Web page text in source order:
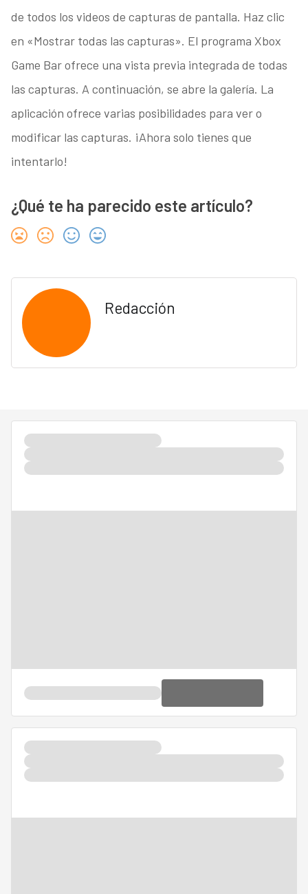
de todos los videos de capturas de pantalla. Haz clic
en «Mostrar todas las capturas». El programa Xbox
Game Bar ofrece una vista previa integrada de todas
las capturas. A continuación, se abre la galería. La
aplicación ofrece varias posibilidades para ver o
modificar las capturas. ¡Ahora solo tienes que
intentarlo!
¿Qué te ha parecido este artículo?
Redacción